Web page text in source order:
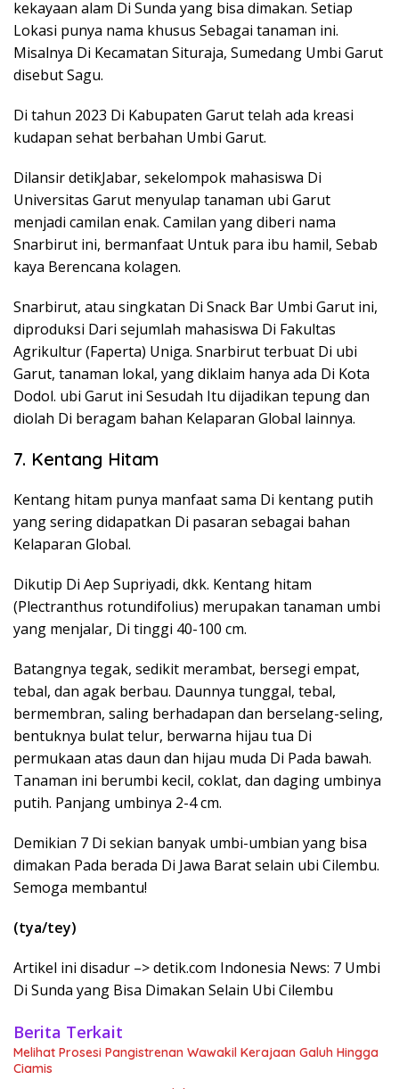
kekayaan alam Di Sunda yang bisa dimakan. Setiap
Lokasi punya nama khusus Sebagai tanaman ini.
Misalnya Di Kecamatan Situraja, Sumedang Umbi Garut
disebut Sagu.
Di tahun 2023 Di Kabupaten Garut telah ada kreasi
kudapan sehat berbahan Umbi Garut.
Dilansir detikJabar, sekelompok mahasiswa Di
Universitas Garut menyulap tanaman ubi Garut
menjadi camilan enak. Camilan yang diberi nama
Snarbirut ini, bermanfaat Untuk para ibu hamil, Sebab
kaya Berencana kolagen.
Snarbirut, atau singkatan Di Snack Bar Umbi Garut ini,
diproduksi Dari sejumlah mahasiswa Di Fakultas
Agrikultur (Faperta) Uniga. Snarbirut terbuat Di ubi
Garut, tanaman lokal, yang diklaim hanya ada Di Kota
Dodol. ubi Garut ini Sesudah Itu dijadikan tepung dan
diolah Di beragam bahan Kelaparan Global lainnya.
7. Kentang Hitam
Kentang hitam punya manfaat sama Di kentang putih
yang sering didapatkan Di pasaran sebagai bahan
Kelaparan Global.
Dikutip Di Aep Supriyadi, dkk. Kentang hitam
(Plectranthus rotundifolius) merupakan tanaman umbi
yang menjalar, Di tinggi 40-100 cm.
Batangnya tegak, sedikit merambat, bersegi empat,
tebal, dan agak berbau. Daunnya tunggal, tebal,
bermembran, saling berhadapan dan berselang-seling,
bentuknya bulat telur, berwarna hijau tua Di
permukaan atas daun dan hijau muda Di Pada bawah.
Tanaman ini berumbi kecil, coklat, dan daging umbinya
putih. Panjang umbinya 2-4 cm.
Demikian 7 Di sekian banyak umbi-umbian yang bisa
dimakan Pada berada Di Jawa Barat selain ubi Cilembu.
Semoga membantu!
(tya/tey)
Artikel ini disadur –> detik.com Indonesia News: 7 Umbi
Di Sunda yang Bisa Dimakan Selain Ubi Cilembu
Berita Terkait
Melihat Prosesi Pangistrenan Wawakil Kerajaan Galuh Hingga
Ciamis